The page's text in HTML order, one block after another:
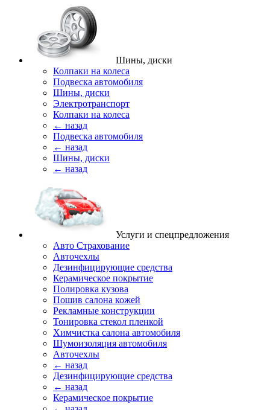
Шины, диски
Колпаки на колеса
Подвеска автомобиля
Шины, диски
Электротранспорт
Колпаки на колеса
← назад
Подвеска автомобиля
← назад
Шины, диски
← назад
Услуги и спецпредложения
Авто Страхование
Авточехлы
Дезинфицирующие средства
Керамическое покрытие
Полировка кузова
Пошив салона кожей
Рекламные конструкции
Тонировка стекол пленкой
Химчистка салона автомобиля
Шумоизоляция автомобиля
Авточехлы
← назад
Дезинфицирующие средства
← назад
Керамическое покрытие